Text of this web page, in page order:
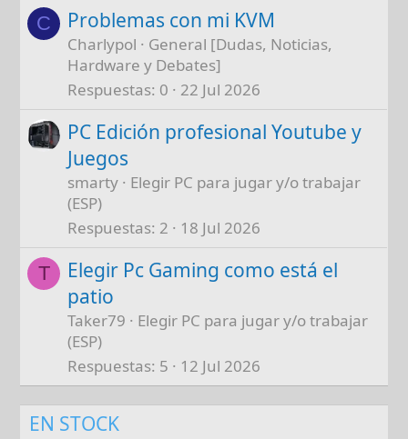
C Problemas con mi KVM
Charlypol
General [Dudas, Noticias,
Hardware y Debates]
Respuestas 0 22 Jul 2026
PC Edición profesional Youtube y
Juegos
smarty
Elegir PC para jugar y/o trabajar
(ESP)
Respuestas 2 18 Jul 2026
T
Elegir Pc Gaming como está el
patio
Taker79
Elegir PC para jugar y/o trabajar
(ESP)
Respuestas 5 12 Jul 2026
EN STOCK